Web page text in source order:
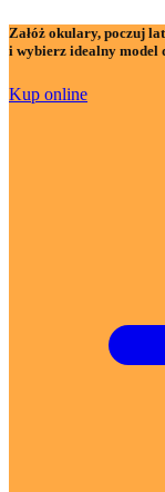
Załóż okulary, poczuj
i wybierz idealny model
Kup online